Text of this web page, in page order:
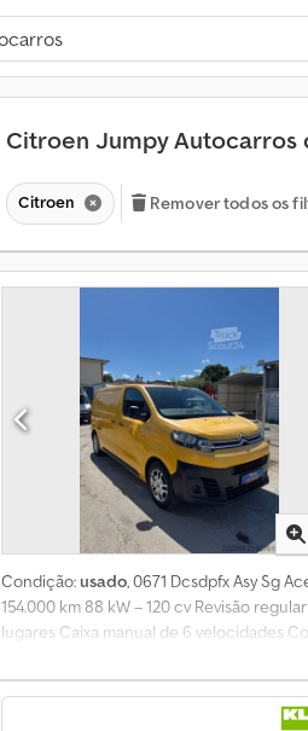
Citroen Jumpy Autocarros
Citroen Remover todos os
Condição:usado, 0671 Dcsdpfx Asy Sg
154.000 km 88 kW – 120 cv Revisão
lugares Caixa manual de 6 velocidades
Garantia de um ano Parque em Florença